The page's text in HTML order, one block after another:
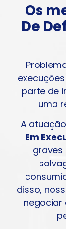
Os
De
parte de
uma
A
Em
graves
disso,
negociar